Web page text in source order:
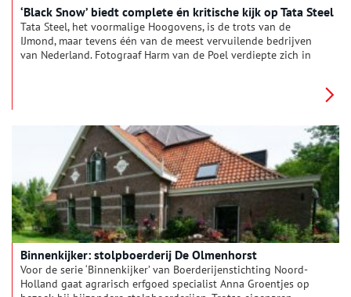
‘Black Snow’ biedt complete én kritische kijk op Tata Steel
Tata Steel, het voormalige Hoogovens, is de trots van de
IJmond, maar tevens één van de meest vervuilende bedrijven
van Nederland. Fotograaf Harm van de Poel verdiepte zich in
Binnenkijker: stolpboerderij De Olmenhorst
Voor de serie ‘Binnenkijker’ van Boerderijenstichting Noord-
Holland gaat agrarisch erfgoed specialist Anna Groentjes op